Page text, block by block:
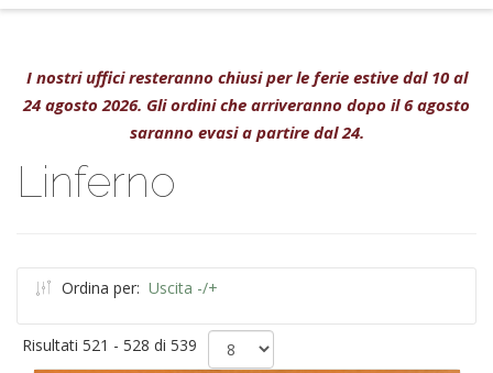
I nostri uffici resteranno chiusi per le ferie estive dal 10 al
24 agosto 2026. Gli ordini che arriveranno dopo il 6 agosto
saranno evasi a partire dal 24.
Linferno
Ordina per: Uscita -/+
Risultati 521 - 528 di 539